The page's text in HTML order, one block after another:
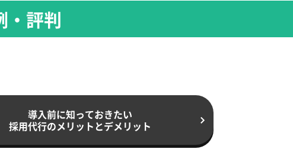
・評判
導入前に知っておきたい
採用代行のメリットとデメリット